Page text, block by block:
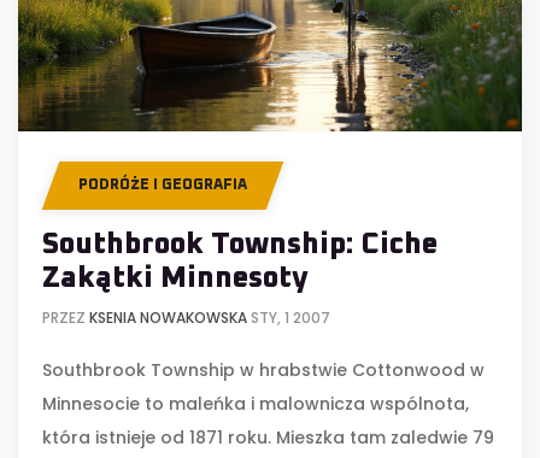
PODRÓŻE I GEOGRAFIA
Southbrook Township: Ciche
Zakątki Minnesoty
PRZEZ KSENIA NOWAKOWSKASTY, 1 2007
Southbrook Township w hrabstwie Cottonwood w
Minnesocie to maleńka i malownicza wspólnota,
która istnieje od 1871 roku. Mieszka tam zaledwie 79